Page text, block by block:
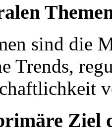
sind die
Trends,
Ziel